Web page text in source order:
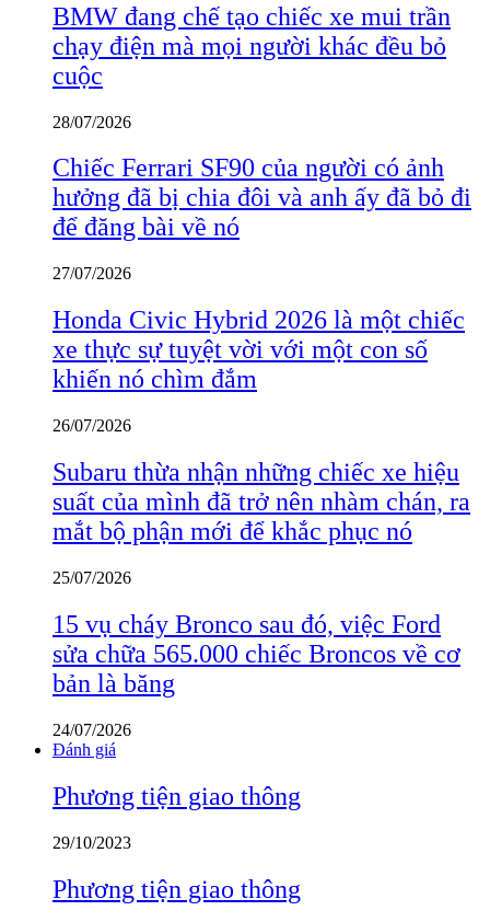
BMW đang chế tạo chiếc xe mui trần
chạy điện mà mọi người khác đều bỏ
cuộc
28/07/2026
Chiếc Ferrari SF90 của người có ảnh
hưởng đã bị chia đôi và anh ấy đã bỏ đi
để đăng bài về nó
27/07/2026
Honda Civic Hybrid 2026 là một chiếc
xe thực sự tuyệt vời với một con số
khiến nó chìm đắm
26/07/2026
Subaru thừa nhận những chiếc xe hiệu
suất của mình đã trở nên nhàm chán, ra
mắt bộ phận mới để khắc phục nó
25/07/2026
15 vụ cháy Bronco sau đó, việc Ford
sửa chữa 565.000 chiếc Broncos về cơ
bản là băng
24/07/2026
Đánh giá
Phương tiện giao thông
29/10/2023
Phương tiện giao thông